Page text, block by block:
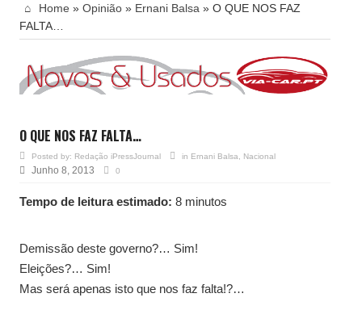
Home » Opinião » Ernani Balsa » O QUE NOS FAZ
FALTA…
O QUE NOS FAZ FALTA…
Posted by: Redação iPressJournal in Ernani Balsa Nacional
Junho 8, 2013 0
Tempo de leitura estimado: 8 minutos
Demissão deste governo?… Sim!
Eleições?… Sim!
Mas será apenas isto que nos faz falta!?…